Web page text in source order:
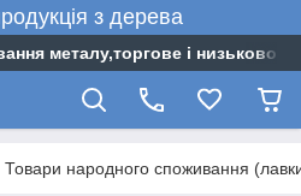
з дерева
металу,торгове і
Товари народного споживання